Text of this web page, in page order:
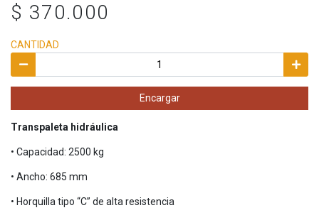
$ 370.000
CANTIDAD
Encargar
Transpaleta hidráulica
• Capacidad: 2500 kg
• Ancho: 685 mm
• Horquilla tipo “C” de alta resistencia